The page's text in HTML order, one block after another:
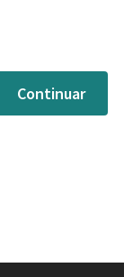
Continuar